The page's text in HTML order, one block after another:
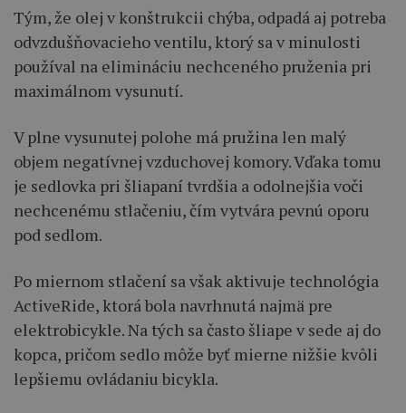
Tým, že olej v konštrukcii chýba, odpadá aj potreba
odvzdušňovacieho ventilu, ktorý sa v minulosti
používal na elimináciu nechceného pruženia pri
maximálnom vysunutí.
V plne vysunutej polohe má pružina len malý
objem negatívnej vzduchovej komory. Vďaka tomu
je sedlovka pri šliapaní tvrdšia a odolnejšia voči
nechcenému stlačeniu, čím vytvára pevnú oporu
pod sedlom.
Po miernom stlačení sa však aktivuje technológia
ActiveRide, ktorá bola navrhnutá najmä pre
elektrobicykle. Na tých sa často šliape v sede aj do
kopca, pričom sedlo môže byť mierne nižšie kvôli
lepšiemu ovládaniu bicykla.